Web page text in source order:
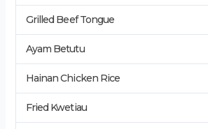
Grilled Beef Tongue
Ayam Betutu
Hainan Chicken Rice
Fried Kwetiau